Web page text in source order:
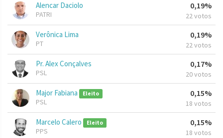
Alencar Daciolo
PATRI
0,19%
22 votos
Verônica Lima
PT
0,19%
22 votos
Pr. Alex Conçalves
PSL
0,17%
20 votos
Major Fabiana Eleito
PSL
0,15%
18 votos
Marcelo Calero Eleito
PPS
0,15%
18 votos